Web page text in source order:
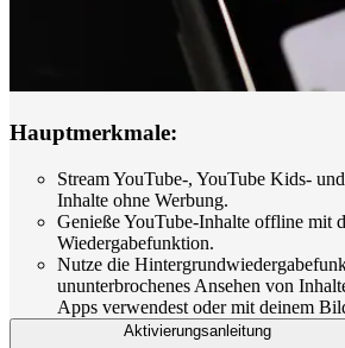
Hauptmerkmale:
Stream YouTube-, YouTube Kids-
Inhalte ohne Werbung.
Genieße YouTube-Inhalte offline mit
Wiedergabefunktion.
Nutze die
ununterbrochenes Ansehen von
Apps verwendest oder mit deinem
Aktivierungsanleitung